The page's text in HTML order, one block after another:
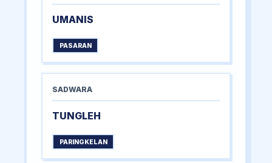
UMANIS
PASARAN
SADWARA
TUNGLEH
PARINGKELAN